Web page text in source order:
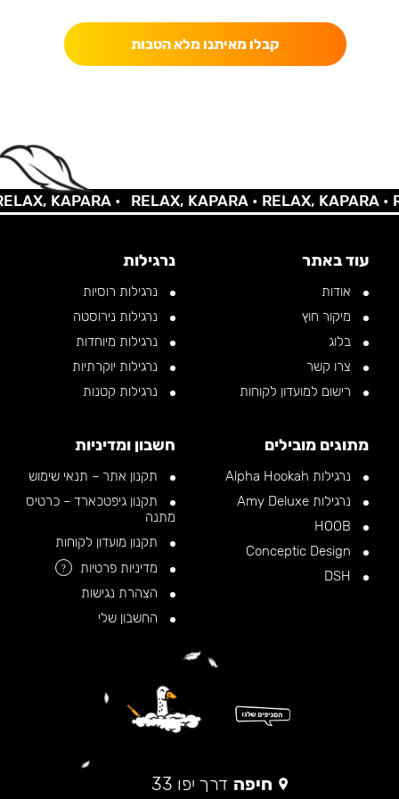
קבלו מאיתנו מלא הטבות
KAPARA • RELAX, KAPARA •RELAX, KAPARA •
עוד באתר
אודות
מיקור חוץ
בלוג
צרו קשר
רישום למועדון לקוחות
נרגילות
נרגילות רוסיות
נרגילות נירוסטה
נרגילות מיוחדות
נרגילות יוקרתיות
נרגילות קטנות
מתוגים מובילים
נרגילות Alpha Hookah
נרגילות Amy Deluxe
חשבון ומדיניות
תקנון אתר – תנאי שימוש
תקנון גיפטכארד – כרטיס
מתנה
תקנון מועדון לקוחות
מדיניות פרטיות
?
הצהרת נגישות
החשבון שלי
חיפה דרך יפו 33